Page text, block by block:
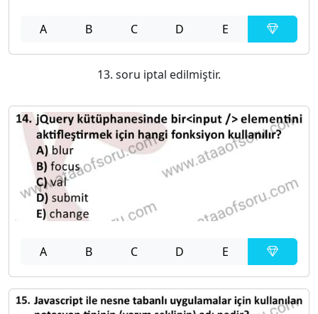
A B C D E
13. soru iptal edilmiştir.
A B C D E